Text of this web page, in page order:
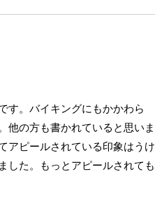
す。バイキングにもかかわら
他の方も書かれていると思いま
アピールされている印象はうけ
した。もっとアピールされても